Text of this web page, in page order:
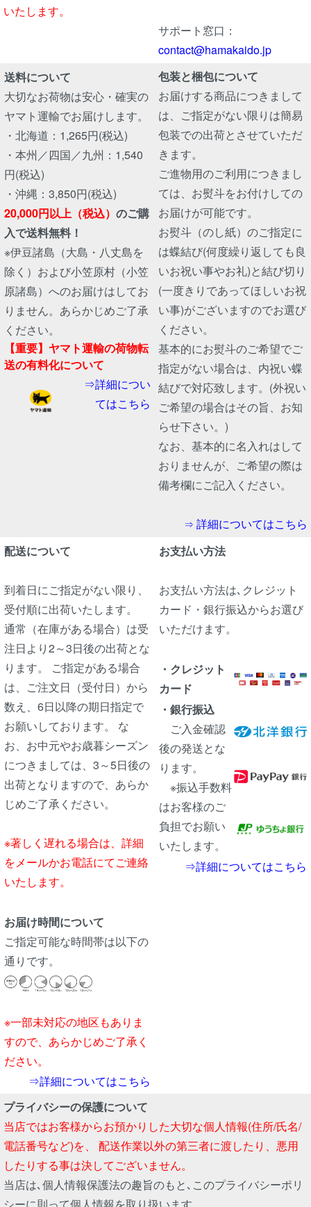
いたします。
サポート窓口：
contact@hamakaido.jp
送料について
大切なお荷物は安心・確実の
ヤマト運輸でお届けします。
・北海道：1,265円(税込)
・本州／四国／九州：1,540
円(税込)
・沖縄：3,850円(税込)
20,000円以上（税込） のご購
入で送料無料！
※伊豆諸島（大島・八丈島を
除く）および小笠原村（小笠
原諸島）へのお届けはしてお
りません。あらかじめご了承
ください。
【重要】ヤマト運輸の荷物転
送の有料化について
⇒詳細につい
てはこちら
包装と梱包について
お届けする商品につきまして
は、ご指定がない限りは簡易
包装での出荷とさせていただ
きます。
ご進物用のご利用につきまし
ては、お熨斗をお付けしての
お届けが可能です。
お熨斗（のし紙）のご指定に
は蝶結び(何度繰り返しても良
いお祝い事やお礼)と結び切り
(一度きりであってほしいお祝
い事)がございますのでお選び
ください。
基本的にお熨斗のご希望でご
指定がない場合は、内祝い蝶
結びで対応致します。(外祝い
ご希望の場合はその旨、お知
らせ下さい。)
なお、基本的に名入れはして
おりませんが、ご希望の際は
備考欄にご記入ください。
⇒ 詳細についてはこちら
配送について
到着日にご指定がない限り、
受付順に出荷いたします。
通常（在庫がある場合）は受
注日より2～3日後の出荷とな
ります。 ご指定がある場合
は、ご注文日（受付日）から
数え、6日以降の期日指定で
お願いしております。 な
お、お中元やお歳暮シーズン
につきましては、3～5日後の
出荷となりますので、あらか
じめご了承ください。
※著しく遅れる場合は、詳細
をメールかお電話にてご連絡
いたします。
お届け時間について
ご指定可能な時間帯は以下の
通りです。
※一部未対応の地区もありま
すので、あらかじめご了承く
ださい。
⇒詳細についてはこちら
お支払い方法
お支払い方法は､クレジット
カード・銀行振込からお選び
いただけます。
・クレジット
カード
・銀行振込
ご入金確認
後の発送とな
ります。
※振込手数料
はお客様のご
負担でお願い
いたします。
⇒詳細についてはこちら
プライバシーの保護について
当店ではお客様からお預かりした大切な個人情報(住所/氏名/
電話番号など)を、 配送作業以外の第三者に渡したり、悪用
したりする事は決してございません。
当店は､個人情報保護法の趣旨のもと､このプライバシーポリ
シーに則って個人情報を取り扱います。